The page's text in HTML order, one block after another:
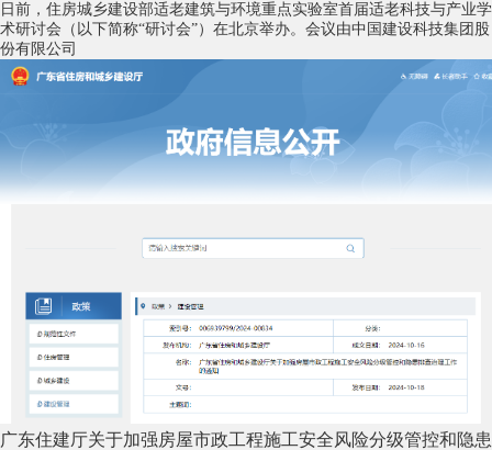
日前，住房城乡建设部适老建筑与环境重点实验室首届适老科技与产业学
术研讨会（以下简称“研讨会”）在北京举办。会议由中国建设科技集团股
份有限公司
广东住建厅关于加强房屋市政工程施工安全风险分级管控和隐患